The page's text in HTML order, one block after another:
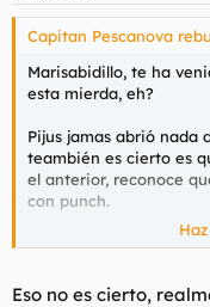
Capitan Pescanova
Marisabidillo, te ha
esta mierda, eh?
Pijus jamas abrió nada
teambién es cierto es
el anterior, reconoce
con punch.
Buena suerte UBP.:1
Eso no es cierto,